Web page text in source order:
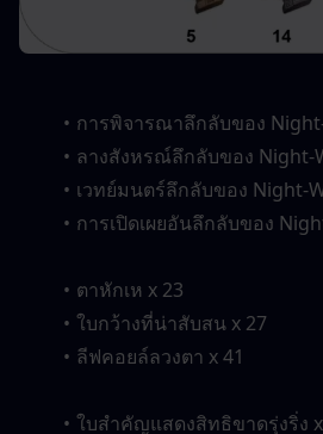
การพิจารณาลึกลับของ
ลางสังหรณ์ลึกลับของ Night-
เวทย์มนตร์ลึกลับของ Night-
การเปิดเผยอันลึกลับของ
ตาหักเห x 23
ใบกว้างที่น่าสับสน x 27
ลีฟคอยล์ลวงตา x 41
ใบสำคัญแสดงสิทธิขาดรุ่งริ่ง